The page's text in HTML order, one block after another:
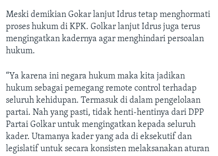
Meski demikian Gokar lanjut Idrus tetap menghormati
proses hukum di KPK. Golkar lanjut Idrus juga terus
mengingatkan kadernya agar menghindari persoalan
hukum.
“Ya karena ini negara hukum maka kita jadikan
hukum sebagai pemegang remote control terhadap
seluruh kehidupan. Termasuk di dalam pengelolaan
partai. Nah yang pasti, tidak henti-hentinya dari DPP
Partai Golkar untuk mengingatkan kepada seluruh
kader. Utamanya kader yang ada di eksekutif dan
legislatif untuk secara konsisten melaksanakan aturan